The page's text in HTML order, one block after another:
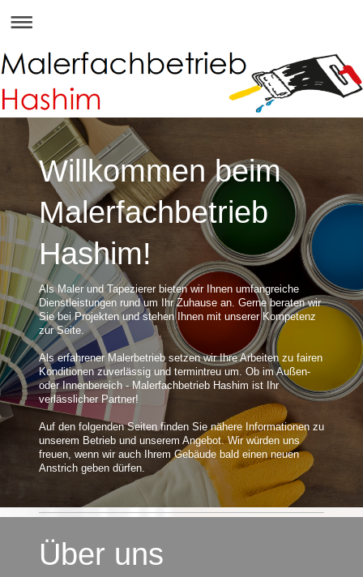
Willkommen beim
Malerfachbetrieb
Hashim!
Als Maler und Tapezierer bieten wir Ihnen umfangreiche
Dienstleistungen rund um Ihr Zuhause an. Gerne beraten wir
Sie bei Projekten und stehen Ihnen mit unserer Kompetenz
zur Seite.
Als erfahrener Malerbetrieb setzen wir Ihre Arbeiten zu fairen
Konditionen zuverlässig und termintreu um. Ob im Außen-
oder Innenbereich - Malerfachbetrieb Hashim ist Ihr
verlässlicher Partner!
Auf den folgenden Seiten finden Sie nähere Informationen zu
unserem Betrieb und unserem Angebot. Wir würden uns
freuen, wenn wir auch Ihrem Gebäude bald einen neuen
Anstrich geben dürfen.
Über uns